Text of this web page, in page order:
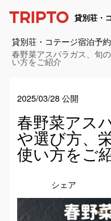
貸別荘・
貸別荘・コテージ宿泊予
春野菜アスパラガス、旬
い方をご紹介
2025/03/28 公開
春野菜アス
や選び方、
使い方をご
シェア